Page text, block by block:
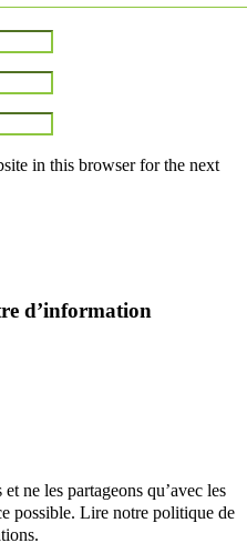
in this browser for the next
d’information
ne les partageons qu’avec les
possible. Lire notre politique de